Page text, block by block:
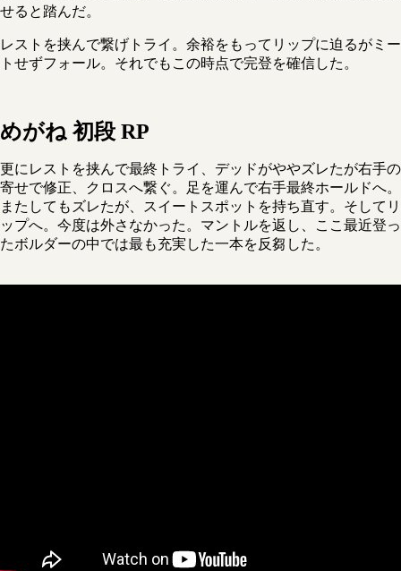
せると踏んだ。
レストを挟んで繋げトライ。余裕をもってリップに迫るがミー
トせずフォール。それでもこの時点で完登を確信した。
めがね 初段 RP
更にレストを挟んで最終トライ、デッドがややズレたが右手の
寄せで修正、クロスへ繋ぐ。足を運んで右手最終ホールドへ。
またしてもズレたが、スイートスポットを持ち直す。そしてリ
ップへ。今度は外さなかった。マントルを返し、ここ最近登っ
たボルダーの中では最も充実した一本を反芻した。